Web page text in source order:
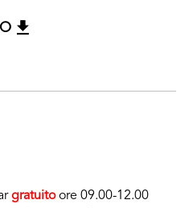
gratuitoore 09.00-12.00